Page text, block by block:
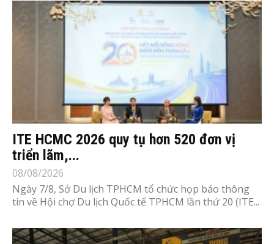
ITE HCMC 2026 quy tụ hơn 520 đơn vị
triển lãm,...
08/08/2026
Ngày 7/8, Sở Du lịch TPHCM tổ chức họp báo thông
tin về Hội chợ Du lịch Quốc tế TPHCM lần thứ 20 (ITE...